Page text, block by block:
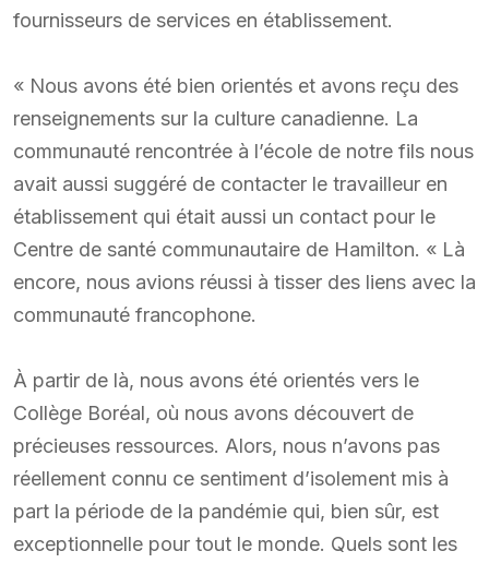
fournisseurs de services en établissement.
« Nous avons été bien orientés et avons reçu des
renseignements sur la culture canadienne. La
communauté rencontrée à l’école de notre fils nous
avait aussi suggéré de contacter le travailleur en
établissement qui était aussi un contact pour le
Centre de santé communautaire de Hamilton. « Là
encore, nous avions réussi à tisser des liens avec la
communauté francophone.
À partir de là, nous avons été orientés vers le
Collège Boréal, où nous avons découvert de
précieuses ressources. Alors, nous n’avons pas
réellement connu ce sentiment d’isolement mis à
part la période de la pandémie qui, bien sûr, est
exceptionnelle pour tout le monde. Quels sont les